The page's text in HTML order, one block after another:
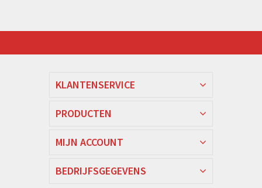
KLANTENSERVICE
PRODUCTEN
MIJN ACCOUNT
BEDRIJFSGEGEVENS